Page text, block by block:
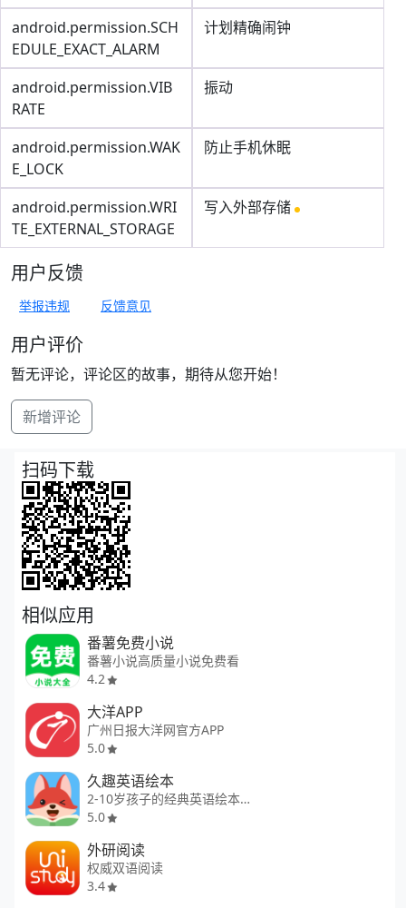
android.permission.SCH
EDULE_EXACT_ALARM
计划精确闹钟
android.permission.VIB
RATE
振动
android.permission.WAK
E_LOCK
防止手机休眠
android.permission.WRI
TE_EXTERNAL_STORAGE
写入外部存储
用户反馈
举报违规 反馈意见
用户评价
暂无评论，评论区的故事，期待从您开始！
新增评论
扫码下载
相似应用
番薯免费小说
番薯小说高质量小说免费看
4.2
大洋APP
广州日报大洋网官方APP
5.0
久趣英语绘本
2-10岁孩子的经典英语绘本馆
5.0
外研阅读
权威双语阅读
3.4